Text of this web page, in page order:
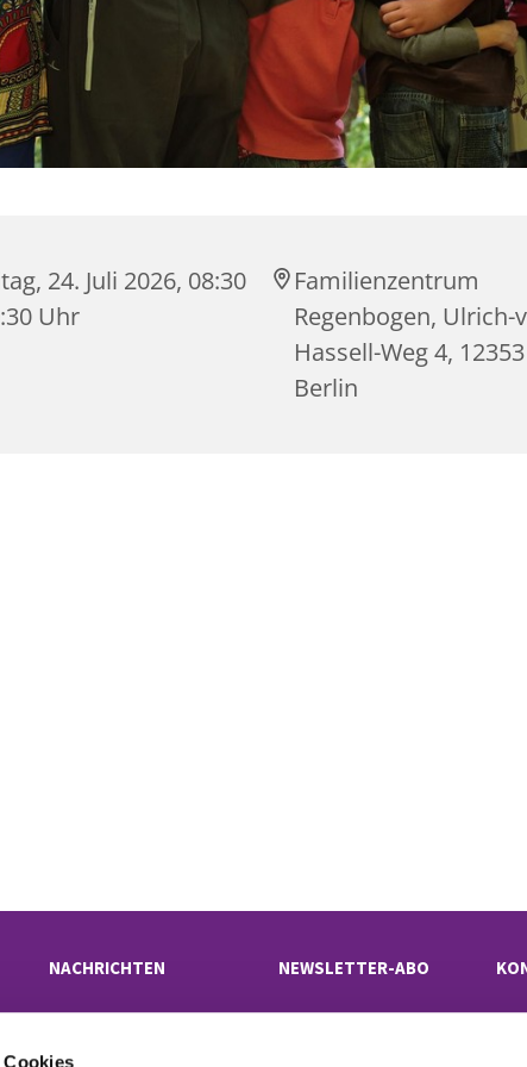
Cookies
24. Juli 2026, 08:30
Uhr
Familienzentrum
Regenbogen, Ulrich-
Hassell-Weg 4, 12353
Berlin
NACHRICHTEN NEWSLETTER-ABO